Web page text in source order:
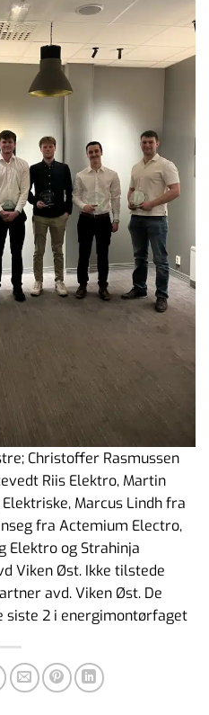
Christoffer Rasmussen
Riis Elektro, Martin
Marcus Lindh fra
fra Actemium Electro,
Elektro og Strahinja
Viken Øst. Ikke tilstede
avd. Viken Øst. De
2 i energimontørfaget